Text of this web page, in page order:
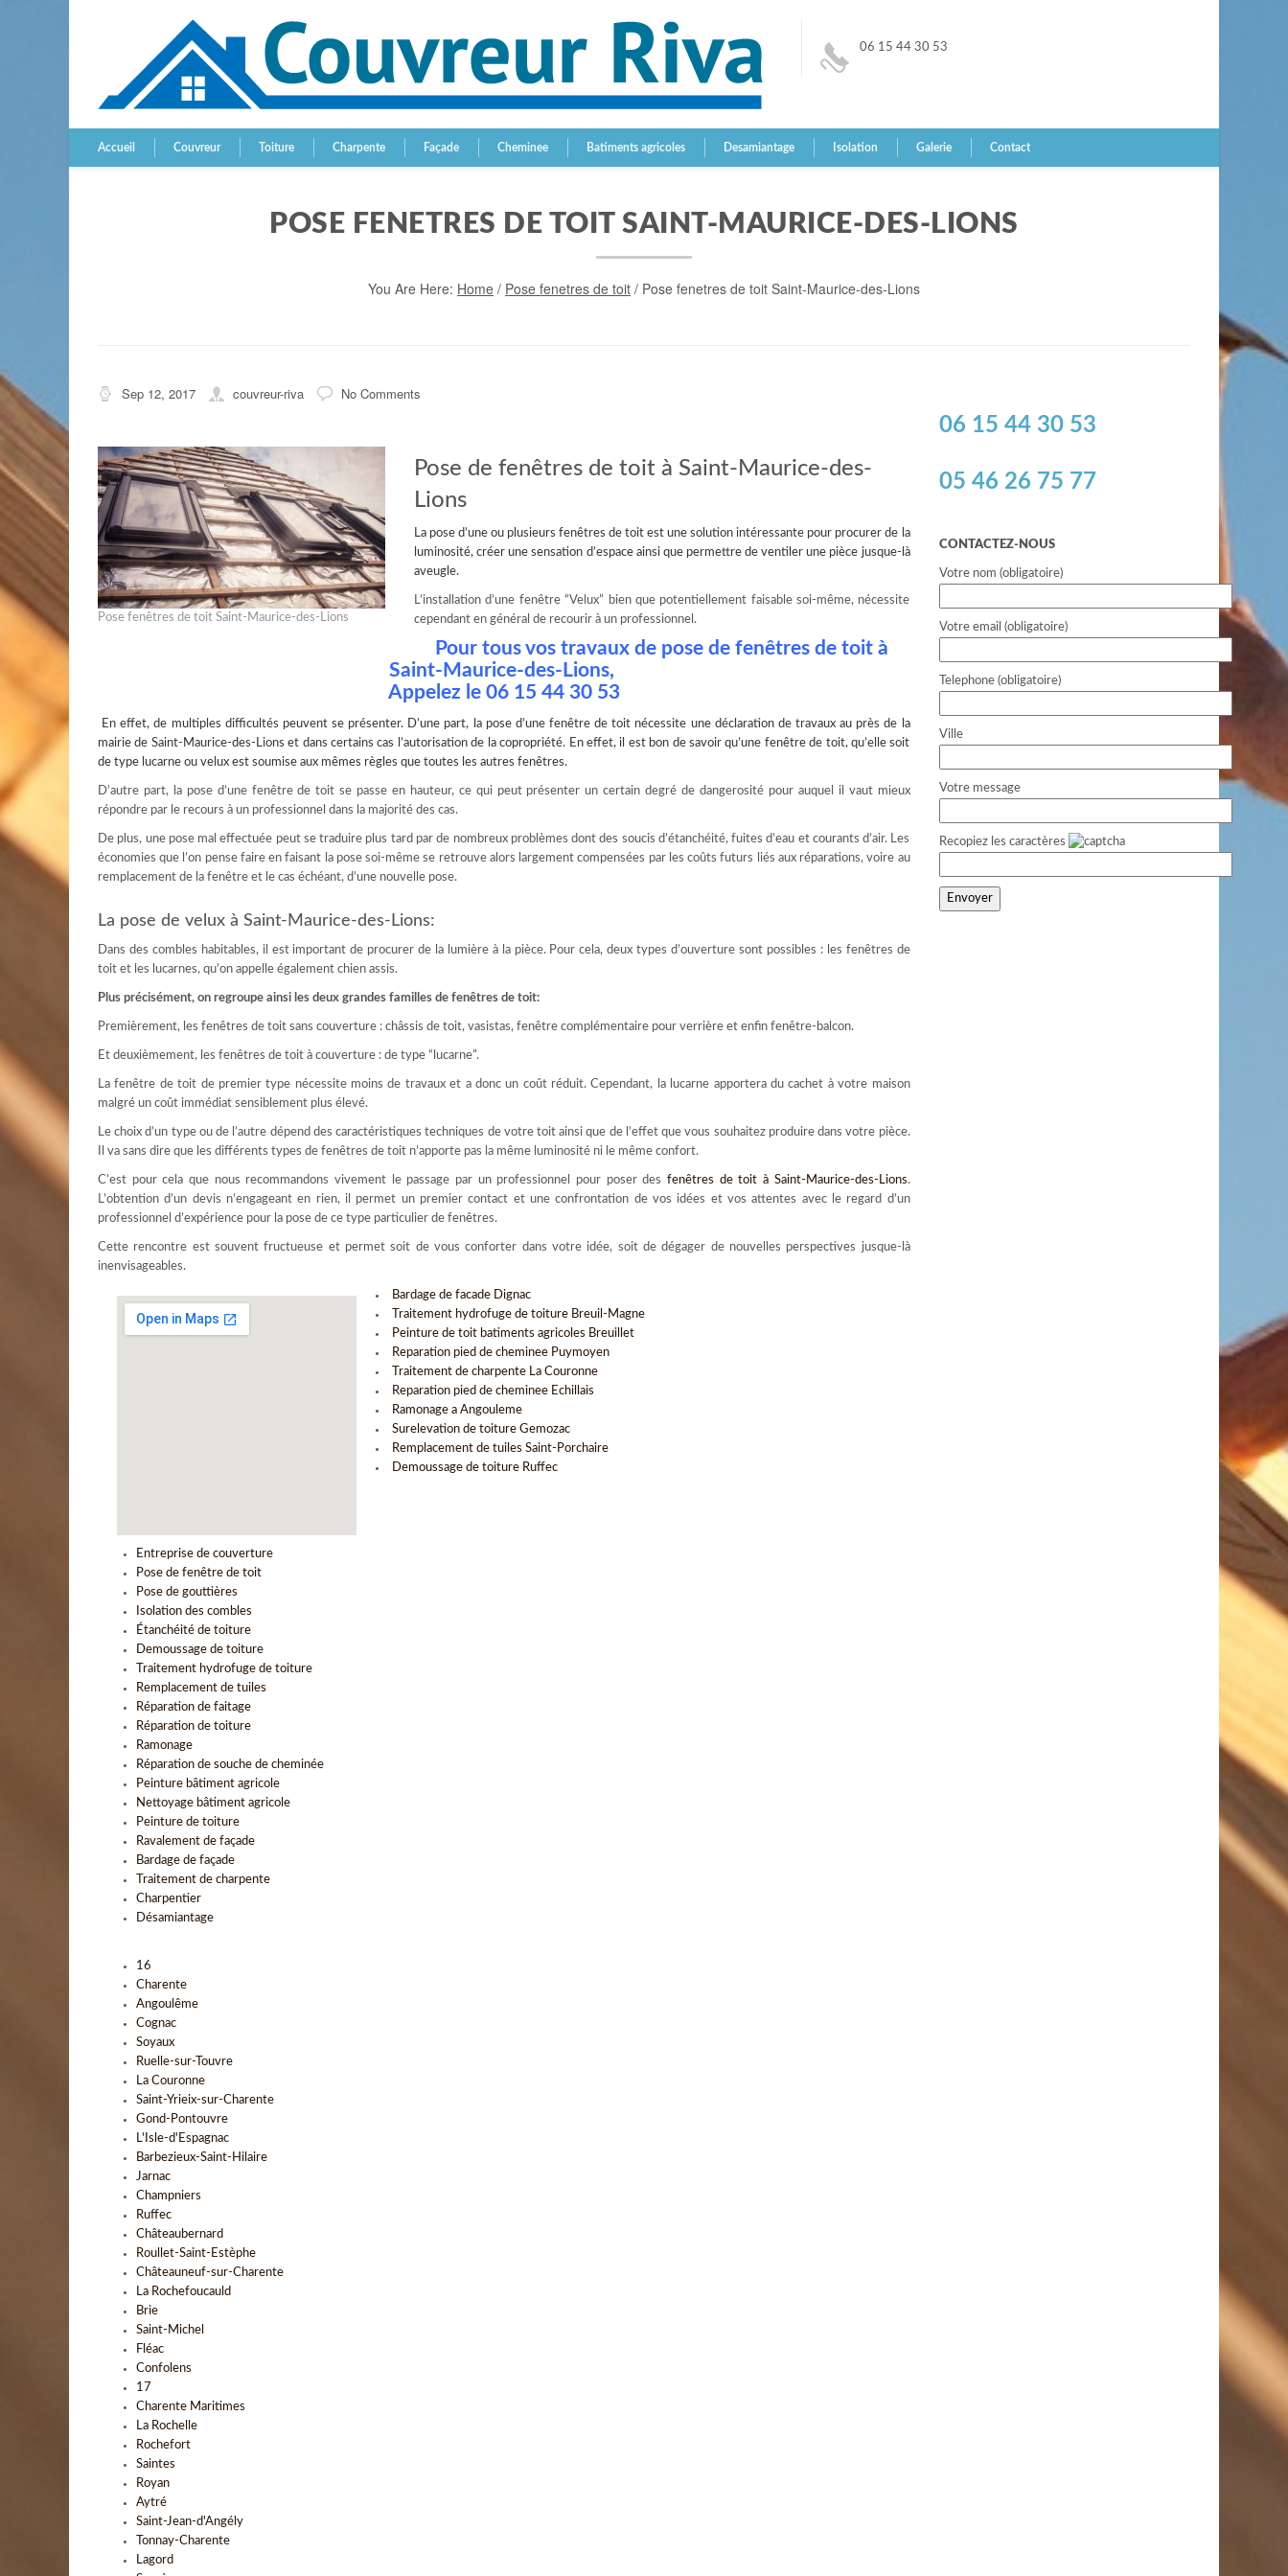
06 15 44 30 53
Accueil Couvreur Toiture Charpente Façade Cheminee Batiments agricoles Desamiantage Isolation Galerie Contact
POSE FENETRES DE TOIT SAINT-MAURICE-DES-LIONS
You Are Here: Home / Pose fenetres de toit / Pose fenetres de toit Saint-Maurice-des-Lions
Sep 12, 2017 couvreur-riva No Comments
Pose fenêtres de toit Saint-Maurice-des-Lions
Pose de fenêtres de toit à Saint-Maurice-des-
Lions
La pose d’une ou plusieursfenêtres de toit est une solution intéressante pour procurer de la
luminosité, créer une sensation d’espace ainsi que permettre de ventiler une pièce jusque-là
aveugle.
L’installation d’une fenêtre “Velux” bien que potentiellement faisable soi-même, nécessite
cependant en général de recourir à un professionnel.
Pour tous vos travaux de pose de fenêtres de toit à
Saint-Maurice-des-Lions,
Appelez le 06 15 44 30 53
En effet, de multiples difficultés peuvent se présenter. D’une part, la pose d’une fenêtre de toit nécessite une déclaration de travaux au près de la
mairie de Saint-Maurice-des-Lions et dans certains cas l’autorisation de la copropriété. En effet, il est bon de savoir qu’une fenêtre de toit, qu’elle soit
de type lucarne ou velux est soumise aux mêmes règles que toutes les autres fenêtres.
D’autre part, la pose d’une fenêtre de toit se passe en hauteur, ce qui peut présenter un certain degré de dangerosité pour auquel il vaut mieux
répondre par le recours à un professionnel dans la majorité des cas.
De plus, une pose mal effectuée peut se traduire plus tard par de nombreux problèmes dont des soucis d’étanchéité, fuites d’eau et courants d’air. Les
économies que l’on pense faire en faisant la pose soi-même se retrouve alors largement compensées par les coûts futurs liés aux réparations, voire au
remplacement de la fenêtre et le cas échéant, d’une nouvelle pose.
La pose de velux à Saint-Maurice-des-Lions:
Dans des combles habitables, il est important de procurer de la lumière à la pièce. Pour cela, deux types d’ouverture sont possibles : les fenêtres de
toit et les lucarnes, qu’on appelle également chien assis.
Plus précisément, on regroupe ainsi les deux grandes familles de fenêtres de toit:
Premièrement, les fenêtres de toit sans couverture : châssis de toit, vasistas, fenêtre complémentaire pour verrière et enfin fenêtre-balcon.
Et deuxièmement, les fenêtres de toit à couverture : de type “lucarne”.
La fenêtre de toit de premier type nécessite moins de travaux et a donc un coût réduit. Cependant, la lucarne apportera du cachet à votre maison
malgré un coût immédiat sensiblement plus élevé.
Le choix d’un type ou de l’autre dépend des caractéristiques techniques de votre toit ainsi que de l’effet que vous souhaitez produire dans votre pièce.
Il va sans dire que les différents types de fenêtres de toit n’apporte pas la même luminosité ni le même confort.
C’est pour cela que nous recommandons vivement le passage par un professionnel pour poser des fenêtres de toit à Saint-Maurice-des-Lions.
L’obtention d’un devis n’engageant en rien, il permet un premier contact et une confrontation de vos idées et vos attentes avec le regard d’un
professionnel d’expérience pour la pose de ce type particulier de fenêtres.
Cette rencontre est souvent fructueuse et permet soit de vous conforter dans votre idée, soit de dégager de nouvelles perspectives jusque-là
inenvisageables.
Bardage de facade Dignac
Traitement hydrofuge de toiture Breuil-Magne
Peinture de toit batiments agricoles Breuillet
Reparation pied de cheminee Puymoyen
Traitement de charpente La Couronne
Reparation pied de cheminee Echillais
Ramonage a Angouleme
Surelevation de toiture Gemozac
Remplacement de tuiles Saint-Porchaire
Demoussage de toiture Ruffec
Entreprise de couverture
Pose de fenêtre de toit
Pose de gouttières
Isolation des combles
Étanchéité de toiture
Demoussage de toiture
Traitement hydrofuge de toiture
Remplacement de tuiles
Réparation de faitage
Réparation de toiture
Ramonage
Réparation de souche de cheminée
Peinture bâtiment agricole
Nettoyage bâtiment agricole
Peinture de toiture
Ravalement de façade
Bardage de façade
Traitement de charpente
Charpentier
Désamiantage
16
Charente
Angoulême
Cognac
Soyaux
Ruelle-sur-Touvre
La Couronne
Saint-Yrieix-sur-Charente
Gond-Pontouvre
L'Isle-d'Espagnac
Barbezieux-Saint-Hilaire
Jarnac
Champniers
Ruffec
Châteaubernard
Roullet-Saint-Estèphe
Châteauneuf-sur-Charente
La Rochefoucauld
Brie
Saint-Michel
Fléac
Confolens
17
Charente Maritimes
La Rochelle
Rochefort
Saintes
Royan
Aytré
Saint-Jean-d'Angély
Tonnay-Charente
Lagord
06 15 44 30 53
05 46 26 75 77
CONTACTEZ-NOUS
Votre nom (obligatoire)
Votre email (obligatoire)
Telephone (obligatoire)
Ville
Votre message
Recopiez les caractères